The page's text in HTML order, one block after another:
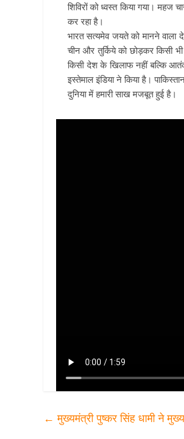
शिविरों को ध्वस्त किया गया। महज
कर रहा है।
भारत सत्यमेव जयते को मानने
चीन और तुर्किये को छोड़कर किसी
किसी देश के खिलाफ नहीं बल्कि
इस्तेमाल इंडिया ने किया है।
दुनिया में हमारी साख मजबूत हुई है।
← मुख्यमंत्री पुष्कर सिंह धामी ने